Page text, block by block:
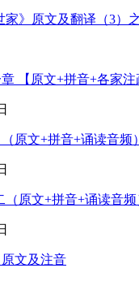
家》原文及翻译（3）
【原文+拼音+各家注
原文+拼音+诵读音频）
（原文+拼音+诵读音频
文及注音